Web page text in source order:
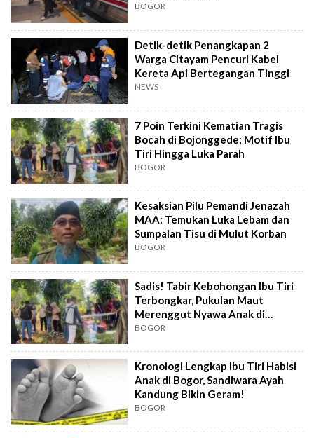
BOGOR
Detik-detik Penangkapan 2
Warga Citayam Pencuri Kabel
Kereta Api Bertegangan Tinggi
NEWS
7 Poin Terkini Kematian Tragis
Bocah di Bojonggede: Motif Ibu
Tiri Hingga Luka Parah
BOGOR
Kesaksian Pilu Pemandi Jenazah
MAA: Temukan Luka Lebam dan
Sumpalan Tisu di Mulut Korban
BOGOR
Sadis! Tabir Kebohongan Ibu Tiri
Terbongkar, Pukulan Maut
Merenggut Nyawa Anak di
Bojonggede
BOGOR
Kronologi Lengkap Ibu Tiri Habisi
Anak di Bogor, Sandiwara Ayah
Kandung Bikin Geram!
BOGOR